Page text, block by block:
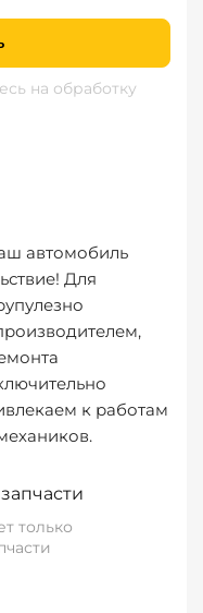
на обработку
автомобиль
Для
к работам
только